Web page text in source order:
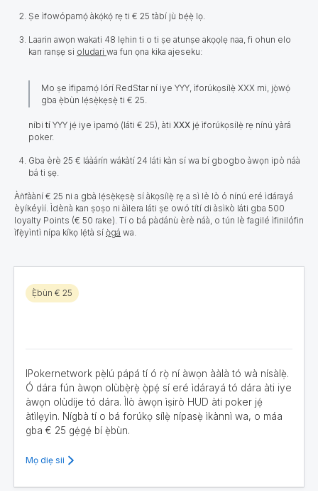
Ṣe ìfowópamọ́ àkọ́kọ́ rẹ ti € 25 tàbí jù bẹ́ẹ̀ lọ.
Laarin awọn wakati 48 lẹhin ti o ti ṣe atunṣe akọọlẹ naa, fi ohun elo
kan ranṣẹ si oludari wa fun ọna kika ajeseku:
Mo ṣe ìfipamọ́ lórí RedStar ní iye YYY, ìforúkọsílẹ̀ XXX mi, jọ̀wọ́
gba ẹ̀bùn lẹ́sẹ̀kẹsẹ̀ ti € 25.
níbi tí YYY jẹ́ iye ìpamọ́ (láti € 25), àti XXX jẹ́ ìforúkọsílẹ̀ rẹ nínú yàrá
poker.
Gba èrè 25 € láàárín wákàtí 24 láti kàn sí wa bí gbogbo àwọn ipò náà
bá ti ṣẹ.
Àǹfààní € 25 ni a gbà lẹ́sẹ̀kẹsẹ̀ sí àkọsílẹ̀ rẹ a sì lè lò ó nínú eré ìdárayá
èyíkéyìí. Ìdènà kan ṣoṣo ni àìlera láti ṣe owó títí di àsìkò láti gba 500
loyalty Points (€ 50 rake). Tí o bá pàdánù èrè náà, o tún lè fagilé ìfinilófin
ìfẹ̀yìntì nípa kíkọ lẹ́tà sí ọ̀gá wa.
Ẹ̀bùn € 25
IPokernetwork pẹ̀lú pápá tí ó rọ̀ ní àwọn ààlà tó wà nísàlẹ̀.
Ó dára fún àwọn olùbẹ̀rẹ̀ ọ̀pẹ́ sí eré ìdárayá tó dára àti iye
àwọn olùdíje tó dára. Ìlò àwọn ìṣirò HUD àti poker jẹ́
àtìlẹyìn. Nígbà tí o bá forúkọ sílẹ̀ nípasẹ̀ ìkànnì wa, o máa
gba € 25 gẹ́gẹ́ bí ẹ̀bùn.
Mọ diẹ sii